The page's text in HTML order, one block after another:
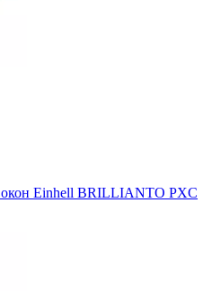
Einhell BRILLIANTO PXC